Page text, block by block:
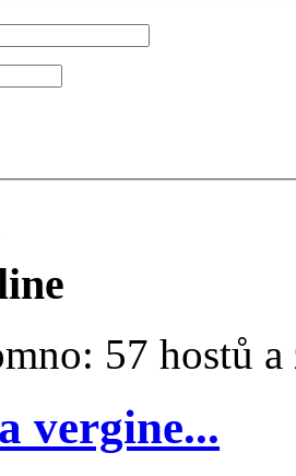
57 hostů a
vergine...